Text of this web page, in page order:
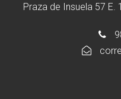
Praza de Insuela 57 E.